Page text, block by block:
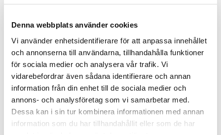
Denna webbplats använder cookies
Vi använder enhetsidentifierare för att anpassa innehållet
och annonserna till användarna, tillhandahålla funktioner
för sociala medier och analysera vår trafik. Vi
vidarebefordrar även sådana identifierare och annan
information från din enhet till de sociala medier och
annons- och analysföretag som vi samarbetar med.
Dessa kan i sin tur kombinera informationen med annan
information som du har tillhandahållit eller som de har
öppen diskussion om språk, manipulation och
erfarenheter av att som kvinna arbeta inom ett
mansdominerat område. Det märktes att de trivdes
tillsammans och med att få diskutera ett ämne utan
tvingas debattera mot varandra.
Stil och ton
Olle Bergman pratade sedan om språk och stil. Men
en sliten gympadoja och en glänsande lacksko på